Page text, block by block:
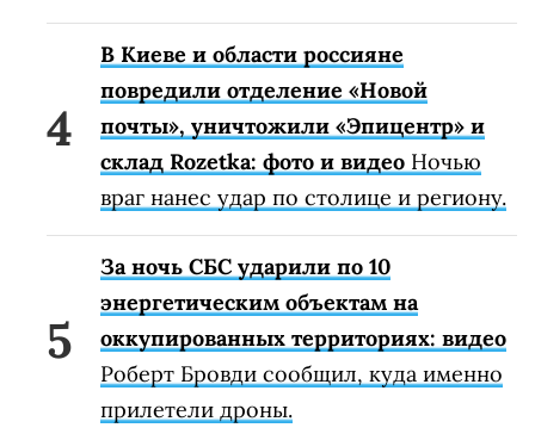
В Киеве и области россияне
повредили отделение «Новой
почты», уничтожили «Эпицентр» и
склад Rozetka: фото и видео Ночью
враг нанес удар по столице и региону.
За ночь СБС ударили по 10
энергетическим объектам на
оккупированных территориях: видео
Роберт Бровди сообщил, куда именно
прилетели дроны.